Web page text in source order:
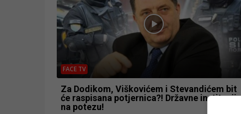
FACE TV
Za Dodikom, Viškovićem i Stevandićem bit
će raspisana potjernica?! Državne institucije
na potezu!